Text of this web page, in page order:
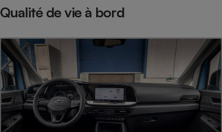
Qualité de vie à bord
Antivirus
Climatiseur -
Ventilateur